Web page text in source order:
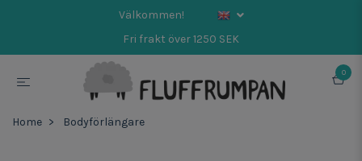
Välkommen!
Fri frakt över 1250 SEK
0
Home Bodyförlängare